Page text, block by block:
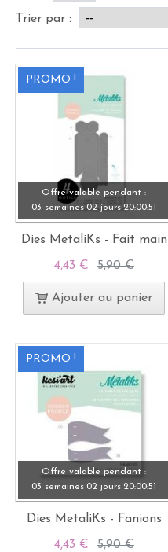
Trier par :
PROMO !
Offre valable pendant :
03 semaines 02 jours 20:00:49
Dies MetaliKs - Fait main
4,43 € 5,90 €
Ajouter au panier
PROMO !
Offre valable pendant :
03 semaines 02 jours 20:00:49
Dies MetaliKs - Fanions
4,43 € 5,90 €